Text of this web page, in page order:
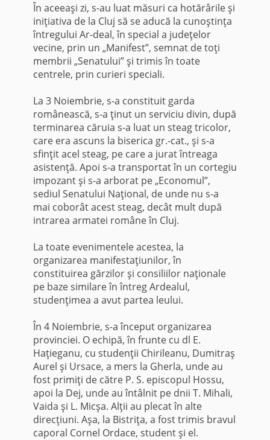
În aceeaşi zi, s-au luat măsuri ca hotărârile şi
iniţiativa de la Cluj să se aducă la cunoştinţa
întregului Ar-deal, în special a judeţelor
vecine, prin un „Manifest”, semnat de toţi
membrii „Senatului” şi trimis în toate
centrele, prin curieri speciali.
La 3 Noiembrie, s-a constituit garda
românească, s-a ţinut un serviciu divin, după
terminarea căruia s-a luat un steag tricolor,
care era ascuns la biserica gr.-cat., şi s-a
sfinţit acel steag, pe care a jurat întreaga
asis­tenţă. Apoi s-a transportat în un cortegiu
impozant şi s-a arborat pe „Economul”,
sediul Senatului Naţional, de unde nu s-a
mai coborât acest steag, decât mult după
intrarea armatei române în Cluj.
La toate evenimentele acestea, la
organizarea manifestaţiunilor, în
constituirea gărzilor şi consiliilor naţionale
pe baze similare în întreg Ar­dealul,
studenţimea a avut partea leului.
În 4 Noiembrie, s-a început organizarea
provinciei. O echipă, în frunte cu dl E.
Haţieganu, cu studenţii Chirileanu, Dumitraş
Aurel şi Ursace, a mers la Gherla, unde au
fost primiţi de către P. S. episcopul Hossu,
apoi la Dej, unde au întâlnit pe dnii T. Mihali,
Vaida şi L. Micşa. Alţii au plecat în alte
direcţiuni. Aşa, la Bistriţa, a fost trimis bravul
ca­poral Cornel Ordace, student şi el.